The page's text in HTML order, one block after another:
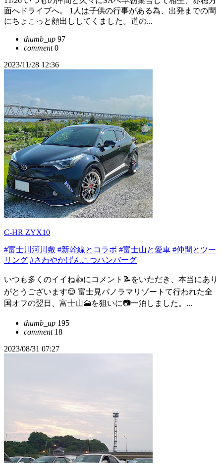
面へドライブへ。 1人は子供の行事がある為、出発までの間
にちょこっと顔出ししてくました。道の...
thumb_up 97
comment0
2023/11/28 12:36
C-HR ZYX10
#富士川河川敷 #新幹線とコラボ #富士山と愛車 #仲間とツー
リング #さわやかげんこつハンバーグ
いつも多くのイイね👍にコメント📝をいただき、本当にあり
がとうございます😌 富士見パノラマリゾートて行われた全
国オフの翌日、富士山🗻を狙いに📷一泊しました。...
thumb_up 195
comment18
2023/08/31 07:27